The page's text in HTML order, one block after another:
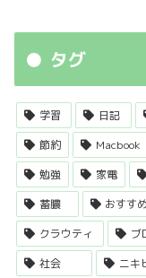
タグ
学習 日記
節約
Macbook
勉強
家電
蓄膿
おすすめ
クラウティ
ブ
社会
ニキ